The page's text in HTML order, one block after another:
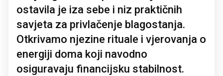
ostavila je iza sebe i niz praktičnih
savjeta za privlačenje blagostanja.
Otkrivamo njezine rituale i vjerovanja o
energiji doma koji navodno
osiguravaju financijsku stabilnost.